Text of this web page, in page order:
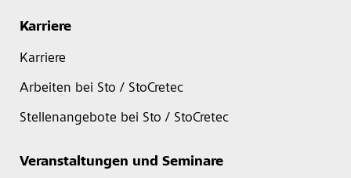
Karriere
Karriere
Arbeiten bei Sto / StoCretec
Stellenangebote bei Sto / StoCretec
Veranstaltungen und Seminare